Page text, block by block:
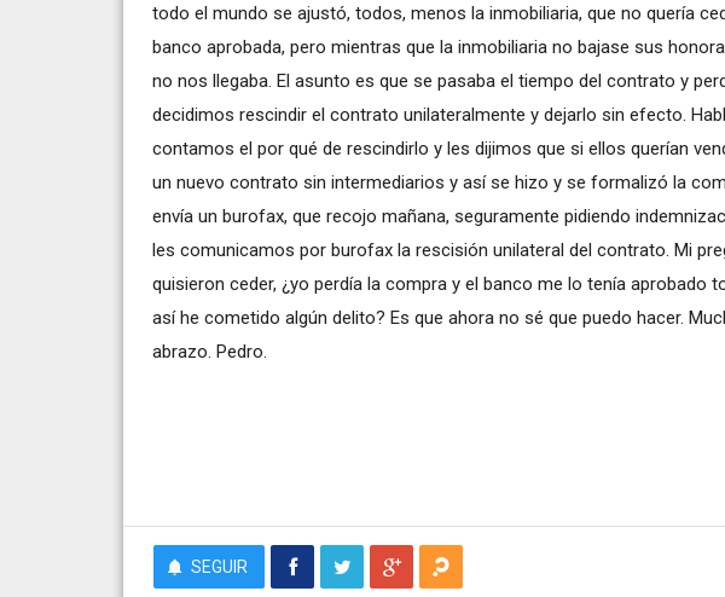
todo el mundo se ajustó, todos, menos la inmobiliaria, que no quería
banco aprobada, pero mientras que la inmobiliaria no bajase sus
no nos llegaba. El asunto es que se pasaba el tiempo del contrato y
decidimos rescindir el contrato unilateralmente y dejarlo sin efecto.
contamos el por qué de rescindirlo y les dijimos que si ellos querían
un nuevo contrato sin intermediarios y así se hizo y se formalizó la
envía un burofax, que recojo mañana, seguramente pidiendo
les comunicamos por burofax la rescisión unilateral del contrato. Mi
quisieron ceder, ¿yo perdía la compra y el banco me lo tenía aprobado
así he cometido algún delito? Es que ahora no sé que puedo hacer.
abrazo. Pedro.
SEGUIR